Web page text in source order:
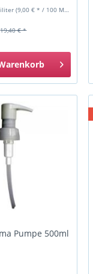
(9,00 € * / 100 Milliliter)
19,40 € *
Pumpe 500ml